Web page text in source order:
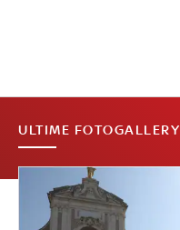
ULTIME FOTOGALLERY